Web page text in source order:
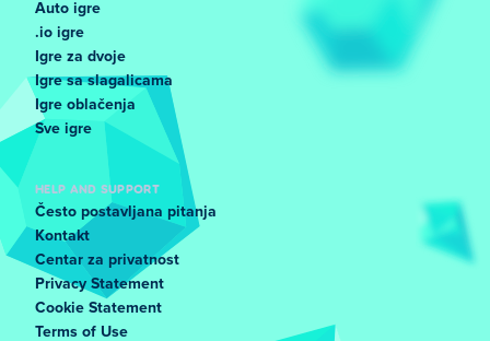
Auto igre
.io igre
Igre za dvoje
Igre sa slagalicama
Igre oblačenja
Sve igre
HELP AND SUPPORT
Često postavljana pitanja
Kontakt
Centar za privatnost
Privacy Statement
Cookie Statement
Terms of Use